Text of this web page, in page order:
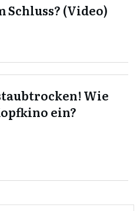
Schluss? (Video)
Wie
ein?